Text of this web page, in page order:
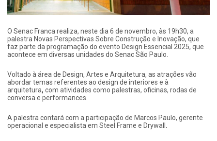
O Senac Franca realiza, neste dia 6 de novembro, às 19h30, a
palestra Novas Perspectivas Sobre Construção e Inovação, que
faz parte da programação do evento Design Essencial 2025, que
acontece em diversas unidades do Senac São Paulo.
Voltado à área de Design, Artes e Arquitetura, as atrações vão
abordar temas referentes ao design de interiores e à
arquitetura, com atividades como palestras, oficinas, rodas de
conversa e performances.
A palestra contará com a participação de Marcos Paulo, gerente
operacional e especialista em Steel Frame e Drywall .